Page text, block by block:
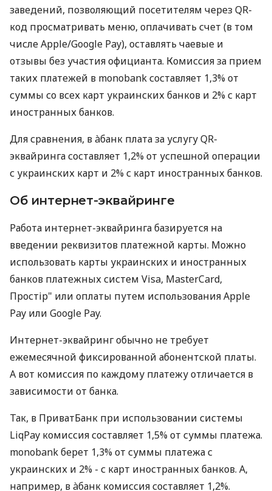
заведений, позволяющий посетителям через QR-
код просматривать меню, оплачивать счет (в том
числе Apple/Google Pay), оставлять чаевые и
отзывы без участия официанта. Комиссия за прием
таких платежей в monobank составляет 1,3% от
суммы со всех карт украинских банков и 2% с карт
иностранных банков.
Для сравнения, в àбанк плата за услугу QR-
эквайринга составляет 1,2% от успешной операции
с украинских карт и 2% с карт иностранных банков.
Об интернет-эквайринге
Работа интернет-эквайринга базируется на
введении реквизитов платежной карты. Можно
использовать карты украинских и иностранных
банков платежных систем Visa, MasterCard,
Простір" или оплаты путем использования Apple
Pay или Google Pay.
Интернет-эквайринг обычно не требует
ежемесячной фиксированной абонентской платы.
А вот комиссия по каждому платежу отличается в
зависимости от банка.
Так, в ПриватБанк при использовании системы
LiqPay комиссия составляет 1,5% от суммы платежа.
monobank берет 1,3% от суммы платежа с
украинских и 2% - с карт иностранных банков. А,
например, в àбанк комиссия составляет 1,2%.